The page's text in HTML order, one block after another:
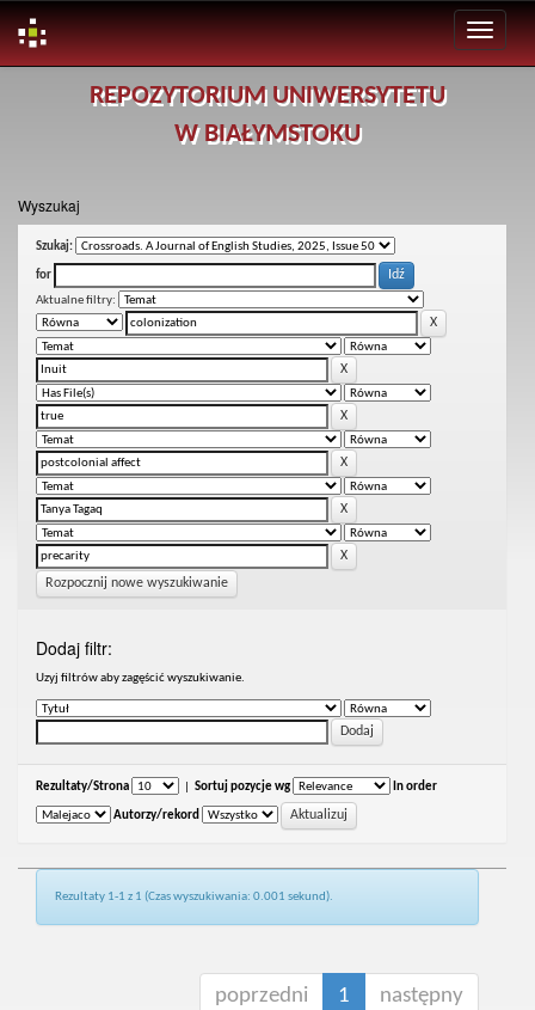
REPOZYTORIUM UNIWERSYTETU
W BIAŁYMSTOKU
Wyszukaj
Szukaj:
for
Aktualne filtry:
Rozpocznij nowe wyszukiwanie
Dodaj filtr:
Uzyj filtrów aby zagęścić wyszukiwanie.
Rezultaty/Strona Sortuj pozycje wg In order
Autorzy/rekord
Rezultaty 1-1 z 1 (Czas wyszukiwania: 0.001 sekund).
poprzedni 1 następny